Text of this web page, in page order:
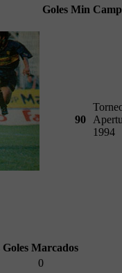
Goles Min
90
1994
Goles Marcados
0